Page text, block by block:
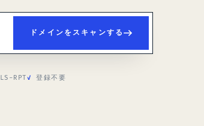
ドメインをスキャンする
RPT 登録不要